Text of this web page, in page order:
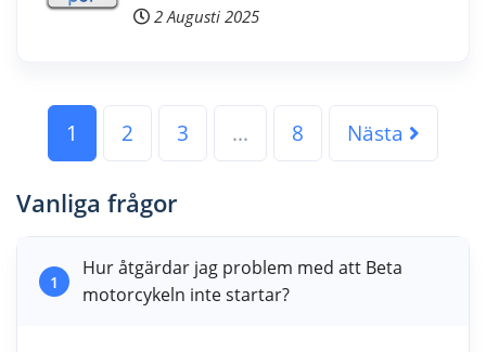
2 Augusti 2025
1 2 3 ... 8 Nästa
Vanliga frågor
1
Hur åtgärdar jag problem med att Beta
motorcykeln inte startar?